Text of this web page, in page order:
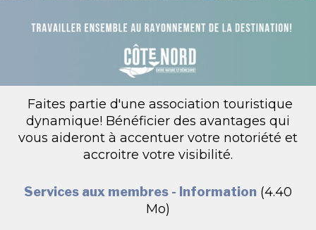
Faites partie d'une association touristique
dynamique! Bénéficier des avantages qui
vous aideront à accentuer votre notoriété et
accroitre votre visibilité.
Services aux membres - Information (4.40
Mo)